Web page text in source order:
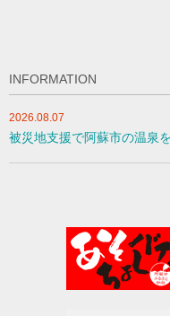
INFORMATION
2026.08.07
被災地支援で阿蘇市の温泉